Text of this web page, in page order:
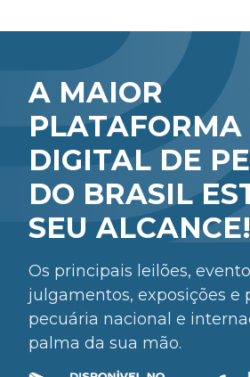
A MAIOR
PLATAFORMA
DIGITAL DE
DO BRASIL
SEU ALCANCE!
Os principais leilões,
julgamentos, exposições e
pecuária nacional e
palma da sua mão.